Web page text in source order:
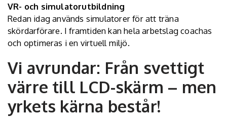
VR- och simulatorutbildning
Redan idag används simulatorer för att träna
skördarförare. I framtiden kan hela arbetslag coachas
och optimeras i en virtuell miljö.
Vi avrundar: Från svettigt
värre till LCD-skärm – men
yrkets kärna består!